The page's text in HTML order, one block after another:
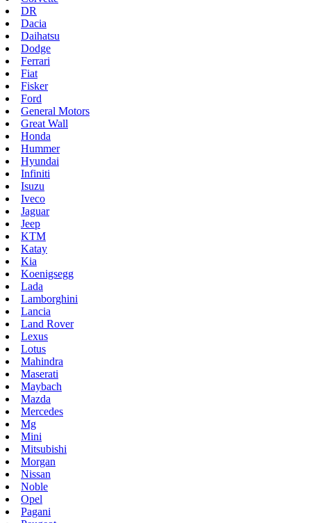
DR
Dacia
Daihatsu
Dodge
Ferrari
Fiat
Fisker
Ford
General Motors
Great Wall
Honda
Hummer
Hyundai
Infiniti
Isuzu
Iveco
Jaguar
Jeep
KTM
Katay
Kia
Koenigsegg
Lada
Lamborghini
Lancia
Land Rover
Lexus
Lotus
Mahindra
Maserati
Maybach
Mazda
Mercedes
Mg
Mini
Mitsubishi
Morgan
Nissan
Noble
Opel
Pagani